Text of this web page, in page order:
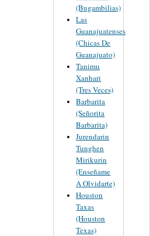
(Bugambilias)
Las
Guanajuatenses
(Chicas De
Guanajuato)
Tanimu
Xanhari
(Tres Veces)
Barbarita
(Señorita
Barbarita)
Jurendarin
Tunghen
Mirikurin
(Enseñame
A Olvidarte)
Houston
Taxas
(Houston
Texas)